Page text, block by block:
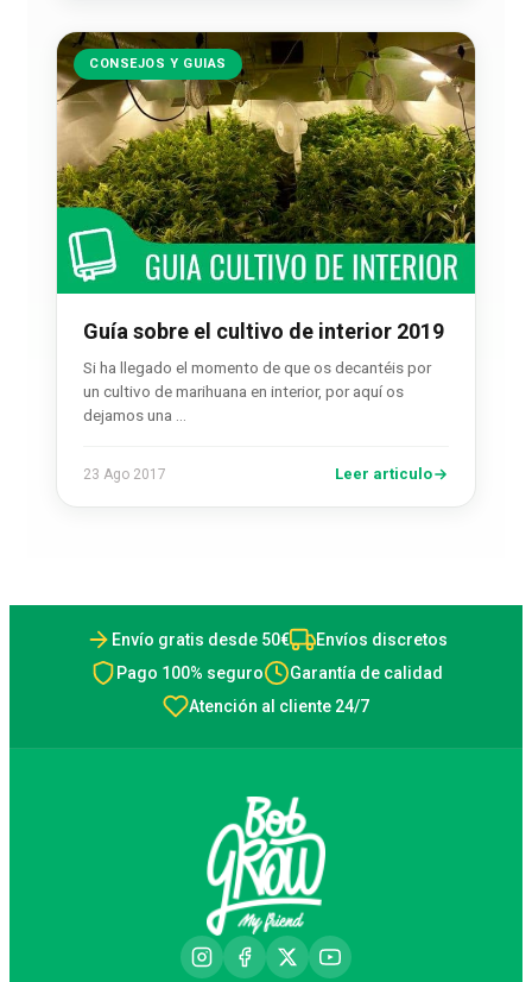
CONSEJOS Y GUIAS
Guía sobre el cultivo de interior 2019
Si ha llegado el momento de que os decantéis por
un cultivo de marihuana en interior, por aquí os
dejamos una …
23 Ago 2017 Leer articulo
Envío gratis desde 50€
Envíos discretos
Pago 100% seguro
Garantía de calidad
Atención al cliente 24/7